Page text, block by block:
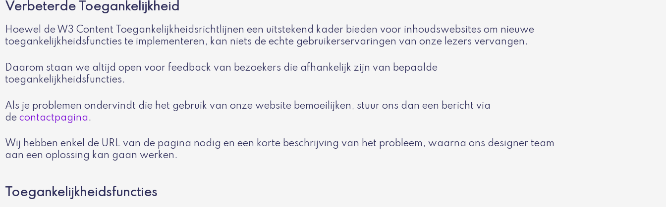
Verbeterde Toegankelijkheid
Hoewel de W3 Content Toegankelijkheidsrichtlijnen een uitstekend kader bieden voor inhoudswebsites om nieuwe
toegankelijkheidsfuncties te implementeren, kan niets de echte gebruikerservaringen van onze lezers vervangen.
Daarom staan we altijd open voor feedback van bezoekers die afhankelijk zijn van bepaalde
toegankelijkheidsfuncties.
Als je problemen ondervindt die het gebruik van onze website bemoeilijken, stuur ons dan een bericht via
de contactpagina .
Wij hebben enkel de URL van de pagina nodig en een korte beschrijving van het probleem, waarna ons designer team
aan een oplossing kan gaan werken.
Toegankelijkheidsfuncties